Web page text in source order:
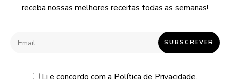
receba nossas melhores receitas todas as semanas!
Li e concordo com a Política de Privacidade.